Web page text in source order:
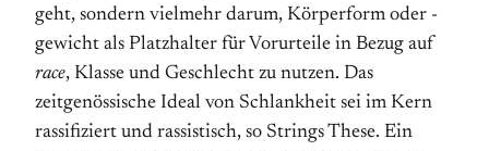
geht, sondern vielmehr darum, Körperform oder -
gewicht als Platzhalter für Vorurteile in Bezug auf
race, Klasse und Geschlecht zu nutzen. Das
zeitgenössische Ideal von Schlankheit sei im Kern
rassifiziert und rassistisch, so Strings These. Ein